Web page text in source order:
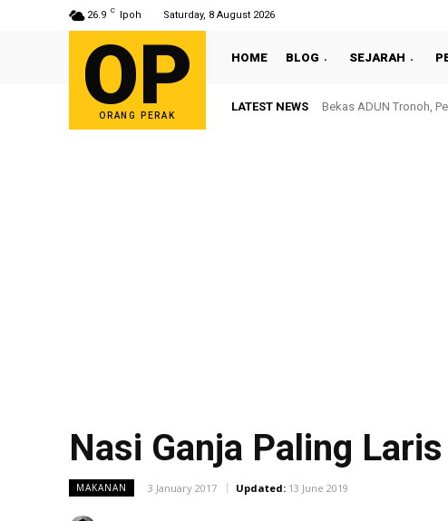
26.9 C Ipoh Saturday, 8 August 2026
OP
ORANG PERAK
HOME BLOG SEJARAH
LATEST NEWS Bekas ADUN Tronoh,
Nasi Ganja Paling
MAKANAN 3 January 2017 Updated: 13 June 2019